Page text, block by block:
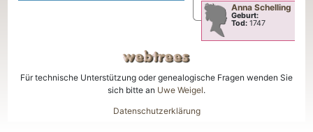
Anna Schelling
Geburt:
Tod: 1747
Für technische Unterstützung oder genealogische Fragen wenden Sie
sich bitte an Uwe Weigel.
Datenschutzerklärung